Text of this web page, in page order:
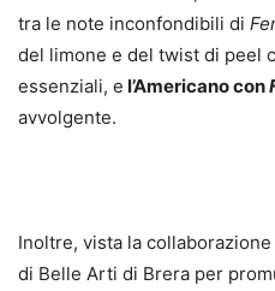
tra le note inconfondibili di
del limone e del twist di peel
essenziali, e l’Americano con
avvolgente.
Inoltre, vista la collaborazione
di Belle Arti di Brera per